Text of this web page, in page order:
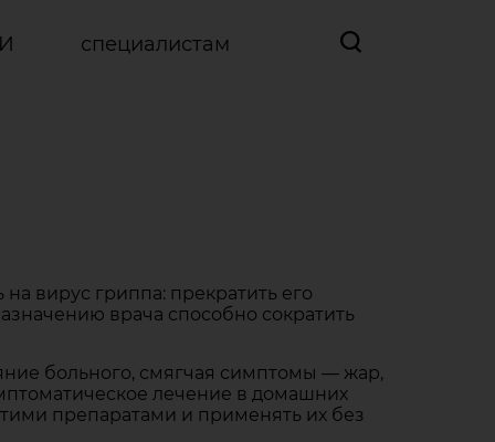
специалистам
вирус гриппа: прекратить его
врача способно сократить
больного, смягчая симптомы — жар,
лечение в домашних
препаратами и применять их без